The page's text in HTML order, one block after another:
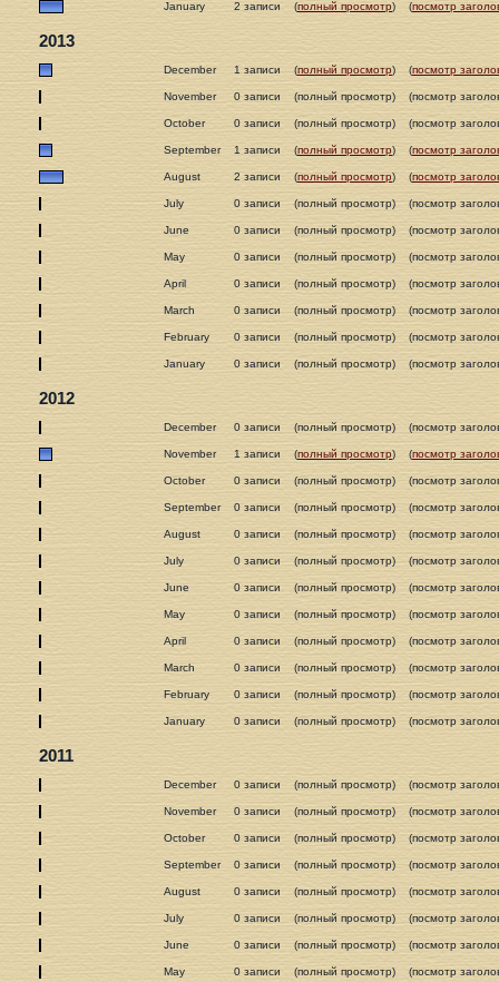
January 2 записи (полный просмотр) (посмотр
2013
December 1 записи (полный просмотр) (посмотр
November 0 записи (полный просмотр) (посмотр
October 0 записи (полный просмотр) (посмотр
September 1 записи (полный просмотр) (посмотр
August 2 записи (полный просмотр) (посмотр
July 0 записи (полный просмотр) (посмотр
June 0 записи (полный просмотр) (посмотр
May 0 записи (полный просмотр) (посмотр
April 0 записи (полный просмотр) (посмотр
March 0 записи (полный просмотр) (посмотр
February 0 записи (полный просмотр) (посмотр
January 0 записи (полный просмотр) (посмотр
2012
December 0 записи (полный просмотр) (посмотр
November 1 записи (полный просмотр) (посмотр
October 0 записи (полный просмотр) (посмотр
September 0 записи (полный просмотр) (посмотр
August 0 записи (полный просмотр) (посмотр
July 0 записи (полный просмотр) (посмотр
June 0 записи (полный просмотр) (посмотр
May 0 записи (полный просмотр) (посмотр
April 0 записи (полный просмотр) (посмотр
March 0 записи (полный просмотр) (посмотр
February 0 записи (полный просмотр) (посмотр
January 0 записи (полный просмотр) (посмотр
2011
December 0 записи (полный просмотр) (посмотр
November 0 записи (полный просмотр) (посмотр
October 0 записи (полный просмотр) (посмотр
September 0 записи (полный просмотр) (посмотр
August 0 записи (полный просмотр) (посмотр
July 0 записи (полный просмотр) (посмотр
June 0 записи (полный просмотр) (посмотр
May 0 записи (полный просмотр) (посмотр